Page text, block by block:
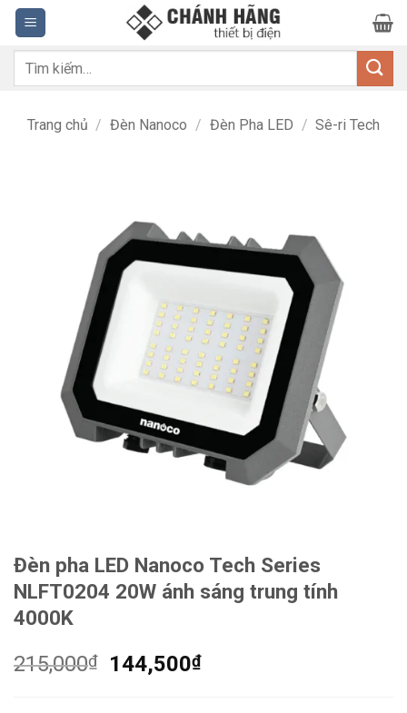
Bỏ
qua
nội
dung
Tìm
Trang chủ / Đèn Nanoco / Đèn Pha LED / Sê-ri Tech
Đèn pha LED Nanoco Tech Series
NLFT0204 20W ánh sáng trung tính
4000K
215,000₫
Giá
144,500₫Giá